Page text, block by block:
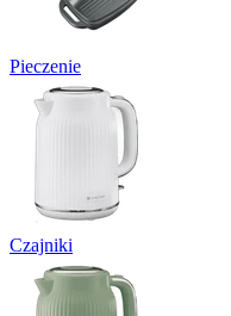
Pieczenie
Czajniki